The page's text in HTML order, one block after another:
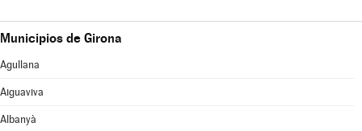
Municipios de Girona
Agullana
Aiguaviva
Albanyà